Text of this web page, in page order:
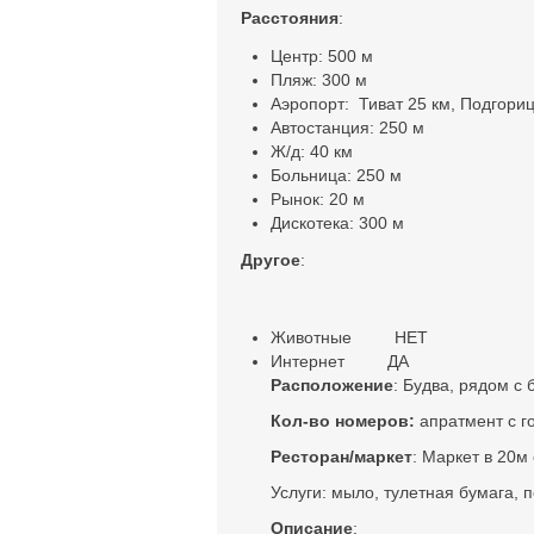
Расстояния:
Центр: 500 м
Пляж: 300 м
Аэропорт: Тиват 25 км,
Автостанция: 250 м
Ж/д: 40 км
Больница: 250 м
Рынок: 20 м
Дискотека: 300 м
Другое:
Животные НЕТ
Интернет ДА
Расположение: Будва, рядом с
Кол-во номеров: апратмент с
Ресторан/маркет: Маркет в 20м
Услуги: мыло, тулетная бумага,
Описание: